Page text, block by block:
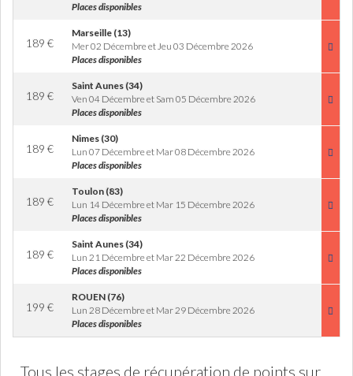
Places disponibles
189 €
Marseille (13)
Mer 02 Décembre et Jeu 03 Décembre 2026
Places disponibles
189 €
Saint Aunes (34)
Ven 04 Décembre et Sam 05 Décembre 2026
Places disponibles
189 €
Nimes (30)
Lun 07 Décembre et Mar 08 Décembre 2026
Places disponibles
189 €
Toulon (83)
Lun 14 Décembre et Mar 15 Décembre 2026
Places disponibles
189 €
Saint Aunes (34)
Lun 21 Décembre et Mar 22 Décembre 2026
Places disponibles
199 €
ROUEN (76)
Lun 28 Décembre et Mar 29 Décembre 2026
Places disponibles
Tous les stages de récupération de points sur